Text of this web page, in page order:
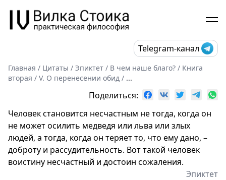
Telegram-канал
Главная / Цитаты / Эпиктет / В чем наше благо? / Книга
вторая / V. О перенесении обид / ...
Поделиться:
Человек становится несчастным не тогда, когда он
не может осилить медведя или льва или злых
людей, а тогда, когда он теряет то, что ему дано, –
доброту и рассудительность. Вот такой человек
воистину несчастный и достоин сожаления.
Эпиктет